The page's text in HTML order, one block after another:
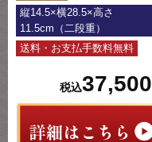
縦14.5×横28.5×高さ
11.5cm（二段重）
送料・お支払手数料無料
税込37,500